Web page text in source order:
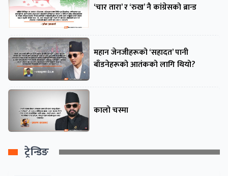
‘चार तारा’ र ‘रुख’ नै कांग्रेसको ब्रान्ड
महान जेनजीहरूको ‘सहादत’ पानी
बाँडनेहरूको आतंकको लागि थियो?
कालो चस्मा
ट्रेन्डिङ